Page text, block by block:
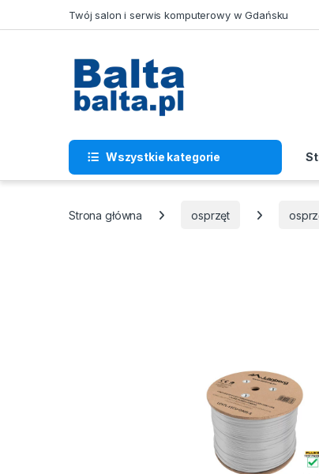
Skip to navigationTwój salon i serwis komputerowy w Gdańsku
Wszystkie kategorie
Strona główna osprzęt